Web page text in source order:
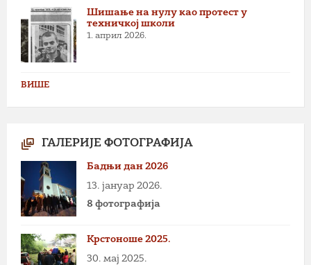
Шишање на нулу као протест у
техничкој школи
1. април 2026.
ВИШЕ
ГАЛЕРИЈЕ ФОТОГРАФИЈА
Бадњи дан 2026
13. јануар 2026.
8 фотографија
Крстоноше 2025.
30. мај 2025.